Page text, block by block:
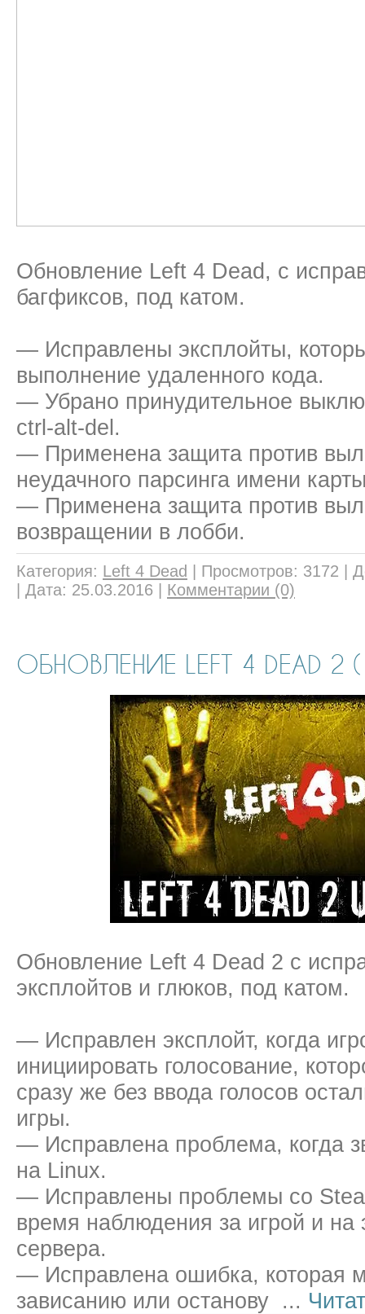
Обновление Left 4 Dead, с
багфиксов, под катом.
— Исправлены эксплойты,
выполнение удаленного кода.
— Убрано принудительное
ctrl-alt-del.
— Применена защита против
неудачного парсинга имени
— Применена защита против
возвращении в лобби.
Категория: Left 4 Dead Просмотров: 3172
Дата: 25.03.2016 Комментарии (0)
ОБНОВЛЕНИЕ LEFT 4 DEAD 2
Обновление Left 4 Dead 2 с
эксплойтов и глюков, под катом.
— Исправлен эксплойт, когда
инициировать голосование,
сразу же без ввода голосов
игры.
— Исправлена проблема, когда
на Linux.
— Исправлены проблемы со
время наблюдения за игрой и на
сервера.
— Исправлена ошибка, которая
зависанию или останову ...